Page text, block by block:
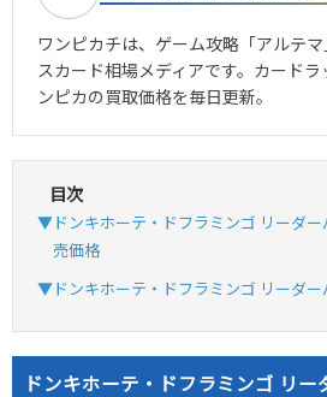
ワンピカチは、ゲーム攻略「アルテ
スカード相場メディアです。カード
ンピカの買取価格を毎日更新。
目次
▼ドンキホーテ・ドフラミンゴ リーダー
売価格
▼ドンキホーテ・ドフラミンゴ リーダー
ドンキホーテ・ドフラミンゴ リ